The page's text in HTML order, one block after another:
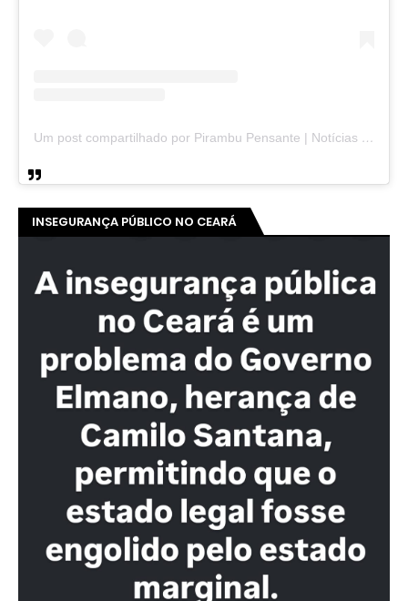
Um post compartilhado por Pirambu Pensante | Notícias & Entretenimento (@pirambupensante)
INSEGURANÇA PÚBLICO NO CEARÁ